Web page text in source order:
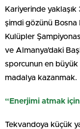
Kariyerinde
şimdi gözünü Bosna
Kulüpler
ve Almanya’daki
sporcunun en
madalya kazanmak.
“Enerjimi atmak
Tekvandoya küçük